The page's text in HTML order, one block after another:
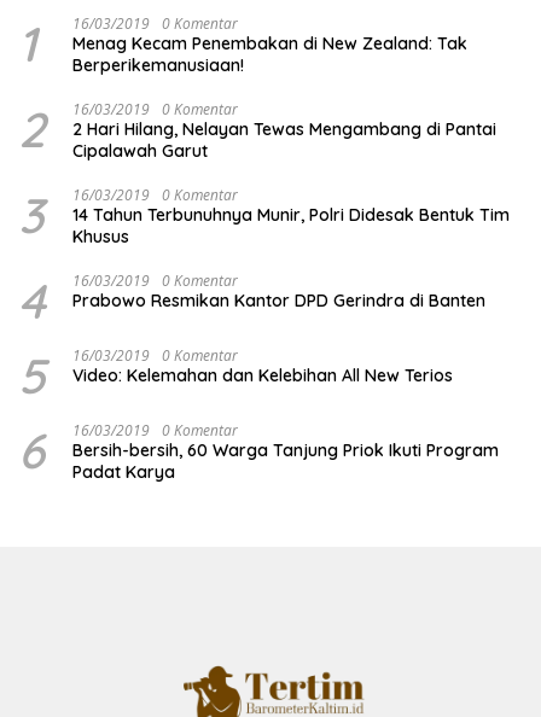
1 16/03/2019 0 Komentar
Menag Kecam Penembakan di New Zealand: Tak
Berperikemanusiaan!
2 16/03/2019 0 Komentar
2 Hari Hilang, Nelayan Tewas Mengambang di Pantai
Cipalawah Garut
3 16/03/2019 0 Komentar
14 Tahun Terbunuhnya Munir, Polri Didesak Bentuk Tim
Khusus
4 16/03/2019 0 Komentar
Prabowo Resmikan Kantor DPD Gerindra di Banten
5 16/03/2019 0 Komentar
Video: Kelemahan dan Kelebihan All New Terios
6 16/03/2019 0 Komentar
Bersih-bersih, 60 Warga Tanjung Priok Ikuti Program
Padat Karya